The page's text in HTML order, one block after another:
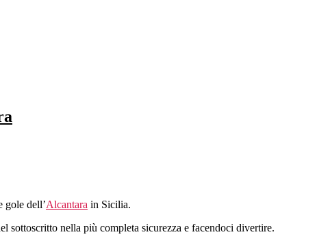
gole dell’Alcantara in Sicilia.
sottoscritto nella più completa sicurezza e facendoci divertire.